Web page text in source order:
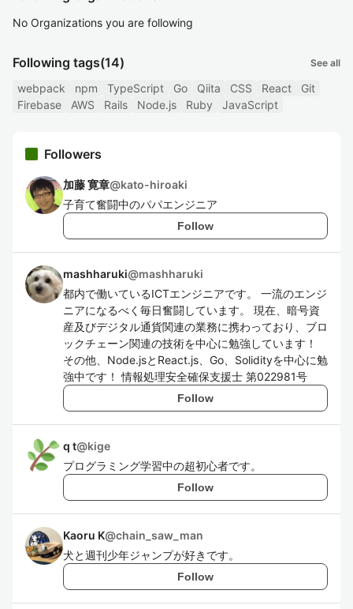
No Organizations you are following
Following tags(14) See all
webpack npm TypeScript Go Qiita CSS React
Git
Firebase
AWS Rails Node.js Ruby JavaScript
Followers
加藤 寛章@kato-hiroaki
子育て奮闘中のパパエンジニア
Follow
mashharuki@mashharuki
都内で働いているICTエンジニアです。 一流のエンジ
ニアになるべく毎日奮闘しています。 現在、暗号資
産及びデジタル通貨関連の業務に携わっており、ブロ
ックチェーン関連の技術を中心に勉強しています！
その他、Node.jsとReact.js、Go、Solidityを中心に勉
強中です！ 情報処理安全確保支援士 第022981号
Follow
q t@kige
プログラミング学習中の超初心者です。
Follow
Kaoru K@chain_saw_man
犬と週刊少年ジャンプが好きです。
Follow